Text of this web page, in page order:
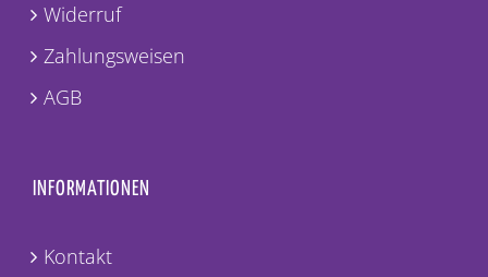
Widerruf
Zahlungsweisen
AGB
INFORMATIONEN
Kontakt